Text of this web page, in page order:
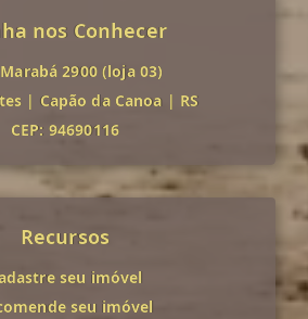
nos Conhecer
2900 (loja 03)
| Capão da Canoa | RS
CEP: 94690116
Recursos
seu imóvel
seu imóvel